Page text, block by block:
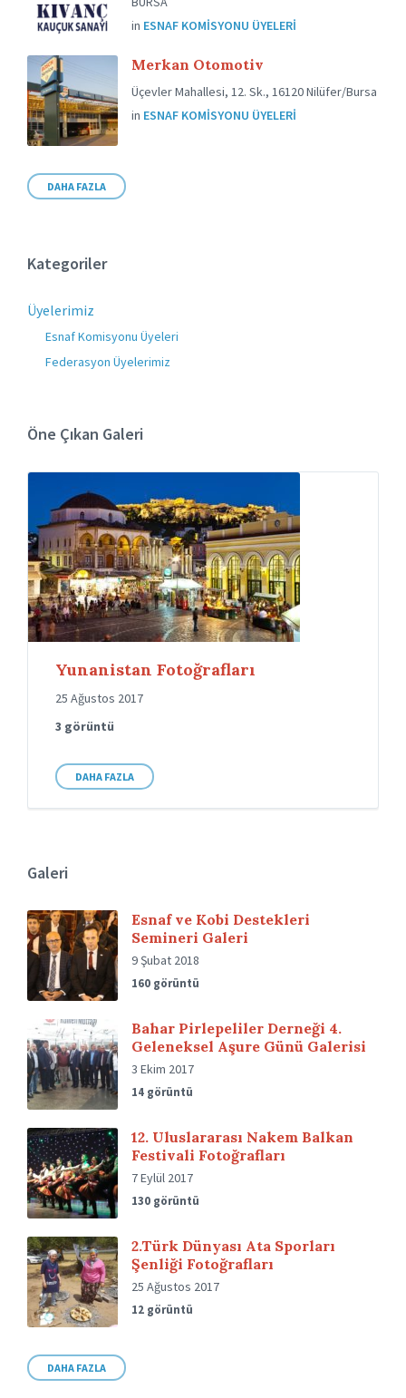
in ESNAF KOMISYONU ÜYELERI
Merkan Otomotiv
Üçevler Mahallesi, 12. Sk., 16120 Nilüfer/Bursa
in ESNAF KOMISYONU ÜYELERI
DAHA FAZLA
Kategoriler
Üyelerimiz
Esnaf Komisyonu Üyeleri
Federasyon Üyelerimiz
Öne Çıkan Galeri
Yunanistan Fotoğrafları
25 Ağustos 2017
3 görüntü
DAHA FAZLA
Galeri
Esnaf ve Kobi Destekleri
Semineri Galeri
9 Şubat 2018
160 görüntü
Bahar Pirlepeliler Derneği 4.
Geleneksel Aşure Günü Galerisi
3 Ekim 2017
14 görüntü
12. Uluslararası Nakem Balkan
Festivali Fotoğrafları
7 Eylül 2017
130 görüntü
2.Türk Dünyası Ata Sporları
Şenliği Fotoğrafları
25 Ağustos 2017
12 görüntü
DAHA FAZLA